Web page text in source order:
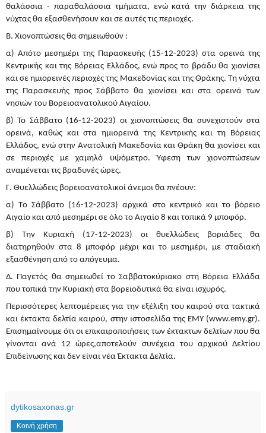
θαλάσσια - παραθαλάσσια τμήματα, ενώ κατά την διάρκεια της
νύχτας θα εξασθενήσουν και σε αυτές τις περιοχές.
Β. Χιονοπτώσεις θα σημειωθούν :
α) Aπότo μεσημέρι της Παρασκευής (15-12-2023) στα ορεινά της
Κεντρικής και της Βόρειας Ελλάδος, ενώ προς το βράδυ θα χιονίσει
και σε ημιορεινές περιοχές της Μακεδονίας και της Θράκης. Τη νύχτα
της Παρασκευής προς Σάββατο θα χιονίσει και στα ορεινά των
νησιών του Βορειοανατολικού Αιγαίου.
β) Το Σάββατο (16-12-2023) οι χιονοπτώσεις θα συνεχιστούν στα
ορεινά, καθώς και στα ημιορεινά της Κεντρικής και τη Βόρειας
Ελλάδος, ενώ στην Ανατολική Μακεδονία και Θράκη θα χιονίσει και
σε περιοχές με χαμηλό υψόμετρο. Ύφεση των χιονοπτώσεων
αναμένεται τις βραδυνές ώρες.
Γ. Θυελλώδεις βορειοανατολικοί άνεμοι θα πνέουν:
α) Tο Σάββατο (16-12-2023) αρχικά στο κεντρικό και το βόρειο
Αιγαίο και από μεσημέρι σε όλο το Αιγαίο 8 και τοπικά 9 μποφόρ.
β) Tην Κυριακή (17-12-2023) οι θυελλώδεις βοριάδες θα
διατηρηθούν στα 8 μποφόρ μέχρι και το μεσημέρι, με σταδιακή
εξασθένηση από το απόγευμα.
Δ. Παγετός θα σημειωθεί το Σαββατοκύριακο στη Βόρεια Ελλάδα
που τοπικά την Κυριακή στα βορειοδυτικά θα είναι ισχυρός.
Περισσότερες λεπτομέρειες για την εξέλιξη του καιρού στα τακτικά
και έκτακτα δελτία καιρού, στην ιστοσελίδα της ΕΜΥ (www.emy.gr).
Επισημαίνουμε ότι οι επικαιροποιήσεις των έκτακτων δελτίων που θα
γίνονται ανά 12 ώρες,αποτελούν συνέχεια του αρχικού Δελτίου
Επιδείνωσης και δεν είναι νέα Έκτακτα Δελτία.
dytikosaxonas.gr
Κοινή χρήση